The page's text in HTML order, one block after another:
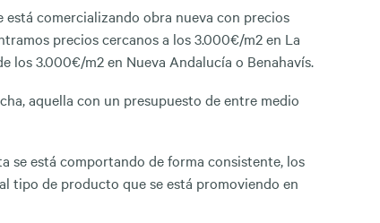
está comercializando obra nueva con precios
precios cercanos a los 3.000€/m2 en La
los 3.000€/m2 en Nueva Andalucía o Benahavís.
aquella con un presupuesto de entre medio
se está comportando de forma consistente, los
tipo de producto que se está promoviendo en